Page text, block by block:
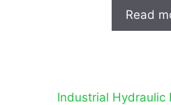
Read
Industrial Hydraulic